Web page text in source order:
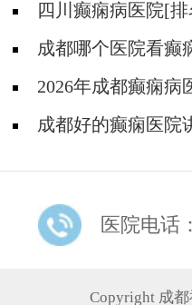
有关?四川癫痫病医院[
成都哪个医院看癫
吗?2026年成都癫痫病
由来！成都好的癫痫医院
医院电话：
Copyright 成